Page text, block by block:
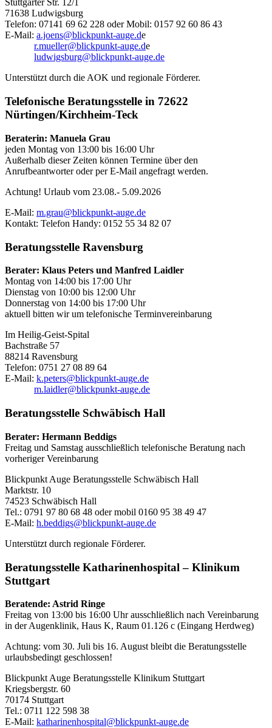
Stuttgarter Str. 12/1
71638 Ludwigsburg
Telefon: 07141 69 62 228 oder Mobil: 0157 92 60 86 43
E-Mail: a.joens@blickpunkt-auge.de
r.mueller@blickpunkt-auge.de
ludwigsburg@blickpunkt-auge.de
Unterstützt durch die AOK und regionale Förderer.
Telefonische Beratungsstelle in 72622
Nürtingen/Kirchheim-Teck
Beraterin: Manuela Grau
jeden Montag von 13:00 bis 16:00 Uhr
Außerhalb dieser Zeiten können Termine über den
Anrufbeantworter oder per E-Mail angefragt werden.
Achtung! Urlaub vom 23.08.- 5.09.2026
E-Mail: m.grau@blickpunkt-auge.de
Kontakt: Telefon Handy: 0152 55 34 82 07
Beratungsstelle Ravensburg
Berater: Klaus Peters und Manfred Laidler
Montag von 14:00 bis 17:00 Uhr
Dienstag von 10:00 bis 12:00 Uhr
Donnerstag von 14:00 bis 17:00 Uhr
aktuell bitten wir um telefonische Terminvereinbarung
Im Heilig-Geist-Spital
Bachstraße 57
88214 Ravensburg
Telefon: 0751 27 08 89 64
E-Mail: k.peters@blickpunkt-auge.de
m.laidler@blickpunkt-auge.de
Beratungsstelle Schwäbisch Hall
Berater: Hermann Beddigs
Freitag und Samstag ausschließlich telefonische Beratung nach
vorheriger Vereinbarung
Blickpunkt Auge Beratungsstelle Schwäbisch Hall
Marktstr. 10
74523 Schwäbisch Hall
Tel.: 0791 97 80 68 48 oder mobil 0160 95 38 49 47
E-Mail: h.beddigs@blickpunkt-auge.de
Unterstützt durch regionale Förderer.
Beratungsstelle Katharinenhospital – Klinikum
Stuttgart
Beratende: Astrid Ringe
Freitag von 13:00 bis 16:00 Uhr ausschließlich nach Vereinbarung
in der Augenklinik, Haus K, Raum 01.126 c (Eingang Herdweg)
Achtung: vom 30. Juli bis 16. August bleibt die Beratungsstelle
urlaubsbedingt geschlossen!
Blickpunkt Auge Beratungsstelle Klinikum Stuttgart
Kriegsbergstr. 60
70174 Stuttgart
Tel.: 0711 122 598 38
E-Mail: katharinenhospital@blickpunkt-auge.de